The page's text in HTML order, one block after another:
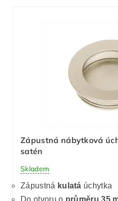
Zápustná nábytková
satén
Skladem
Zápustná kulatá úchytka
Do otvoru o průměru 35